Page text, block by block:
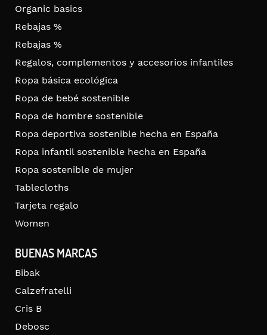
Organic basics
Rebajas %
Rebajas %
Regalos, complementos y accesorios infantiles
Ropa básica ecológica
Ropa de bebé sostenible
Ropa de hombre sostenible
Ropa deportiva sostenible hecha en España
Ropa infantil sostenible hecha en España
Ropa sostenible de mujer
Tablecloths
Tarjeta regalo
Women
BUENAS MARCAS
Bibak
Calzefratelli
Cris B
Debosc